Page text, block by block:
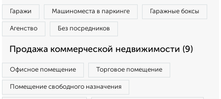
Гаражи Машиноместа в паркинге Гаражные боксы
Агенство Без посредников
Продажа коммерческой недвижимости (9)
Офисное помещение Торговое помещение
Помещение свободного назначения